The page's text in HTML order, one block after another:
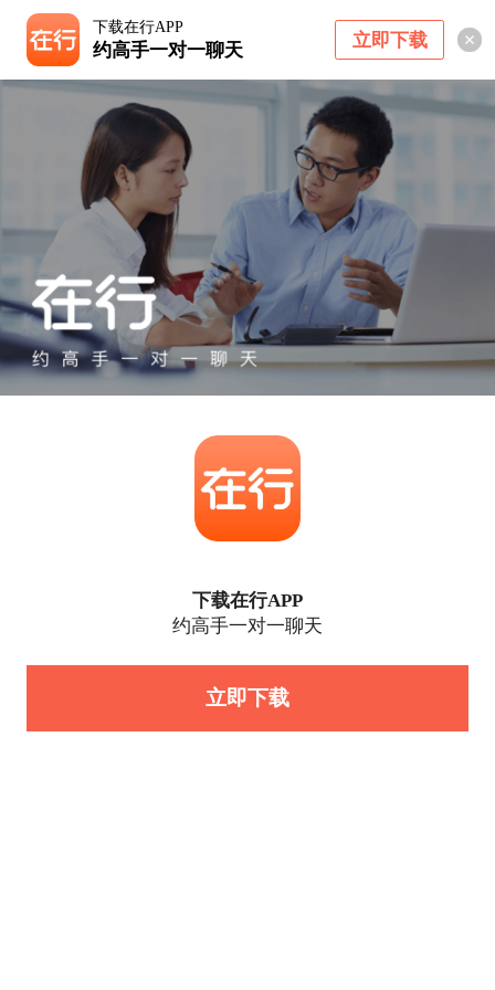
下载在行APP
约高手一对一聊天 立即下载
下载在行APP
约高手一对一聊天
立即下载